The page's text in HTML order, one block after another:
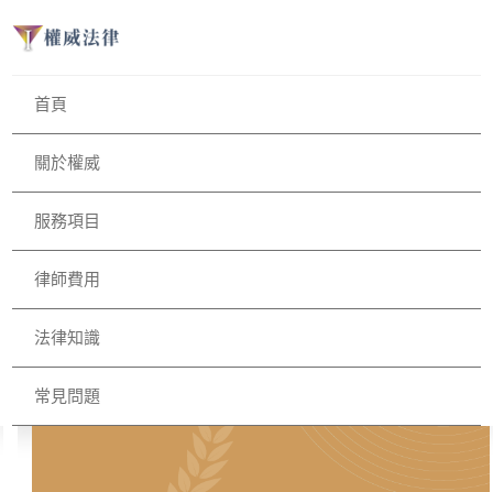
首頁
關於權威
服務項目
律師費用
法律知識
常見問題